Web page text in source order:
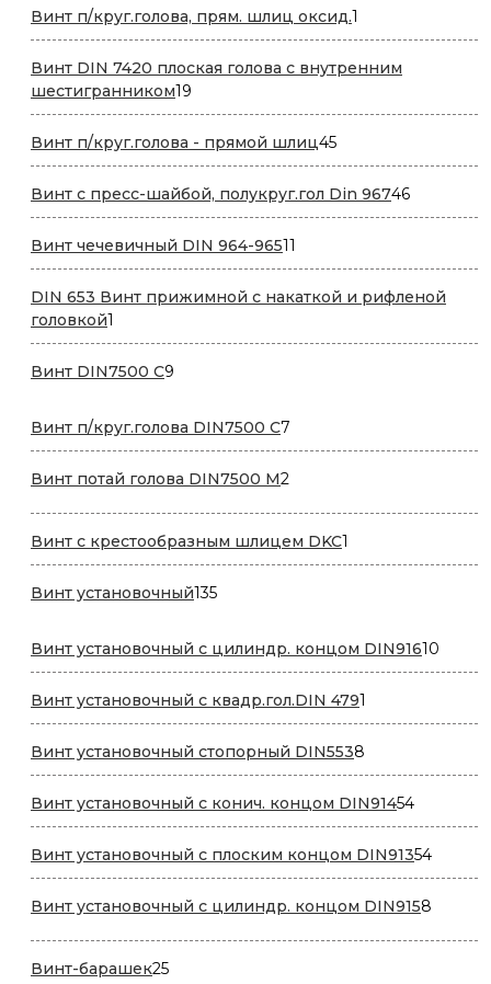
Винт п/круг.голова, прям. шлиц оксид.1
товар
Винт DIN 7420 плоская голова с внутренним
шестигранником19
товаров
Винт п/круг.голова - прямой шлиц4545
товаров
Винт с пресс-шайбой, полукруг.гол Din 9674646
товаров
Винт чечевичный DIN 964-96511
товаров
DIN 653 Винт прижимной с накаткой и рифленой
головкой1
товар
Винт DIN7500 С9
Винт п/круг.голова DIN7500 С7
товаров
Винт потай голова DIN7500 М2
Винт с крестообразным шлицем DKC1
товар
Винт установочный135135
Винт установочный с цилиндр. концом DIN91610
Винт установочный с квадр.гол.DIN 4791
товар
Винт установочный стопорный DIN5538
товаров
Винт установочный с конич. концом DIN9145454
товара
Винт установочный с плоским концом DIN9135454
товара
Винт установочный с цилиндр. концом DIN9158
Винт-барашек2525